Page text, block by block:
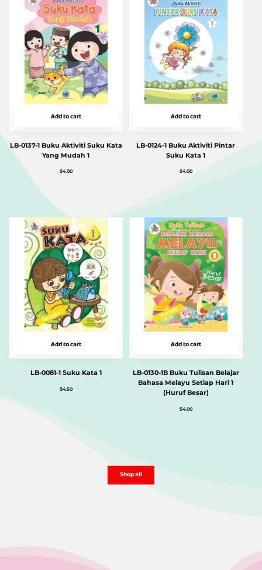
Add to cart
LB-0137-1 Buku Aktiviti Suku Kata
Yang Mudah 1
$4.00
Add to cart
LB-0124-1 Buku Aktiviti Pintar
Suku Kata 1
$4.00
Add to cart
LB-0081-1 Suku Kata 1
$4.50
Add to cart
LB-0130-1B Buku Tulisan Belajar
Bahasa Melayu Setiap Hari 1
(Huruf Besar)
$4.00
Shop all